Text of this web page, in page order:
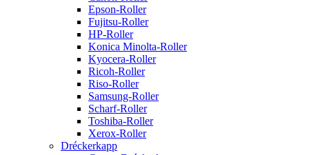
Epson-Roller
Fujitsu-Roller
HP-Roller
Konica Minolta-Roller
Kyocera-Roller
Ricoh-Roller
Riso-Roller
Samsung-Roller
Scharf-Roller
Toshiba-Roller
Xerox-Roller
Dréckerkapp